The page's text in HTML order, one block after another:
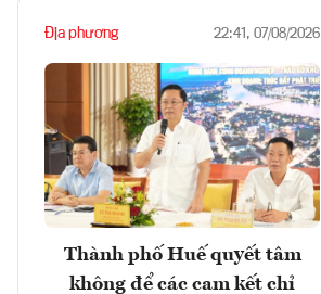
Địa phương 22:41, 07/08/2026
Thành phố Huế quyết tâm
không để các cam kết chỉ